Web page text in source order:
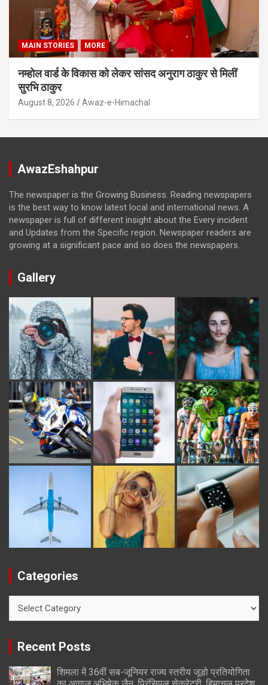
MAIN STORIES MORE
नम्होल वार्ड के विकास को लेकर सांसद अनुराग ठाकुर से मिलीं
सुरभि ठाकुर
August 8, 2026 Awaz-e-Himachal
AwazEshahpur
The newspaper is the Growing Business. Reading newspapers
is the best way to know latest local and international news. A
newspaper is full of different insight about the Every incident
and Updates from the Specific region. Newspaper readers are
growing at a significant pace and so does the newspapers.
Gallery
Categories
Recent Posts
शिमला में 36वीं सब-जूनियर राज्य स्तरीय जूडो प्रतियोगिता